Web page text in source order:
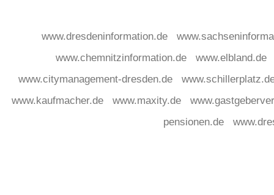
www.dresdeninformation.de
www.chemnitzinformation.de
www.elbland.de
www.citymanagement-dresden.de
www.kaufmacher.de
www.maxity.de
pensionen.de